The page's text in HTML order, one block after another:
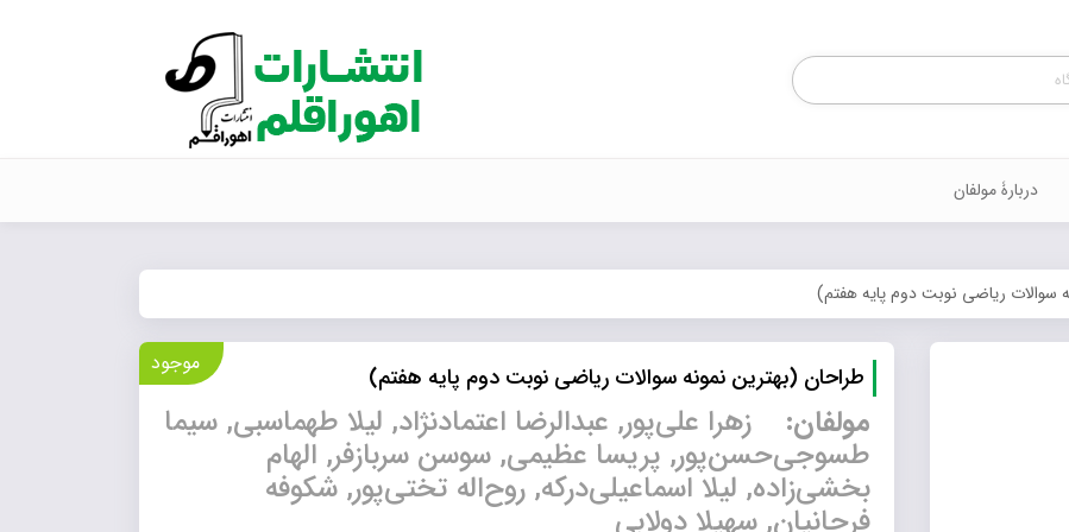
Products
search
دربارۀ مولفان
سوالات ریاضی نوبت دوم پایه هفتم)
موجود طراحان (بهترین نمونه سوالات ریاضی نوبت دوم پایه هفتم)
مولفان: زهرا علی‌پور, عبدالرضا اعتمادنژاد, لیلا طهماسبی, سیما
طسوجی‌حسن‌پور, پریسا عظیمی, سوسن سربازفر, الهام
بخشی‌زاده, لیلا اسماعیلی‌درکه, روح‌اله تختی‌پور, شکوفه
فرحانیان, سهیلا دولابی